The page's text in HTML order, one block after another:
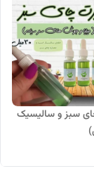
سبز و سالیسیک